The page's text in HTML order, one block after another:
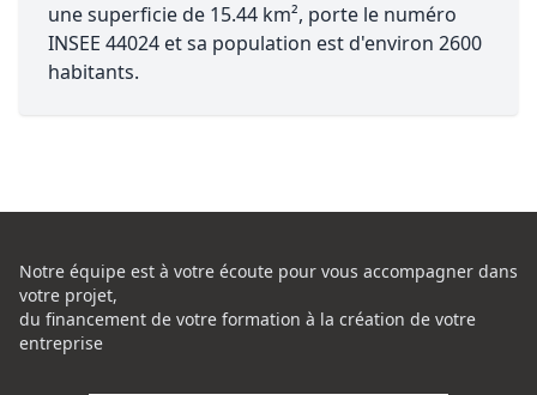
une superficie de 15.44 km², porte le numéro
INSEE 44024 et sa population est d'environ 2600
habitants.
Notre équipe est à votre écoute pour vous accompagner dans
votre projet,
du financement de votre formation à la création de votre
entreprise